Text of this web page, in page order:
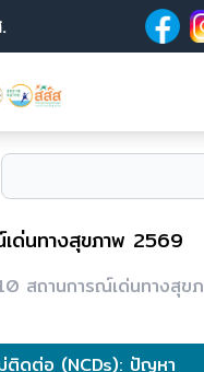
ด่นทางสุขภาพ 2569
สถานการณ์เด่นทางสุข
ติดต่อ (NCDs): ปัญหา